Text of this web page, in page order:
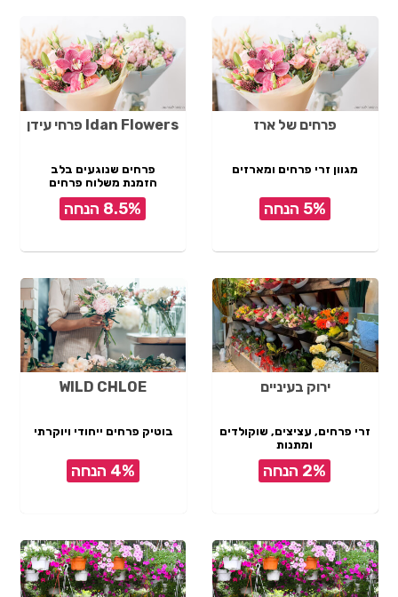
פרחים של ארז
מגוון זרי פרחים ומארזים
5% הנחה
Idan Flowers פרחי עידן
פרחים שנוגעים בלב
הזמנת משלוח פרחים
8.5% הנחה
ירוק בעיניים
זרי פרחים, עציצים, שוקולדים
ומתנות
2% הנחה
WILD CHLOE
בוטיק פרחים ייחודי ויוקרתי
4% הנחה